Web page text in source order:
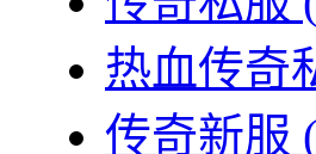
热血传奇
传奇新服